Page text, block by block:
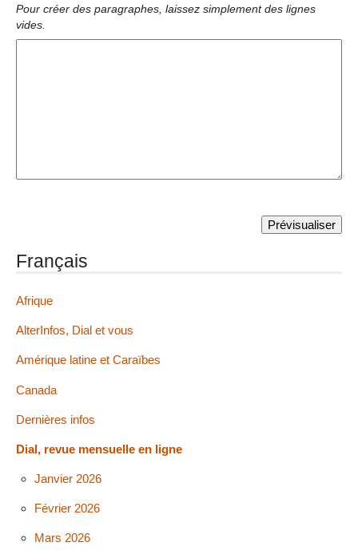
Pour créer des paragraphes, laissez simplement des lignes
vides.
Français
Afrique
AlterInfos, Dial et vous
Amérique latine et Caraïbes
Canada
Dernières infos
Dial, revue mensuelle en ligne
Janvier 2026
Février 2026
Mars 2026